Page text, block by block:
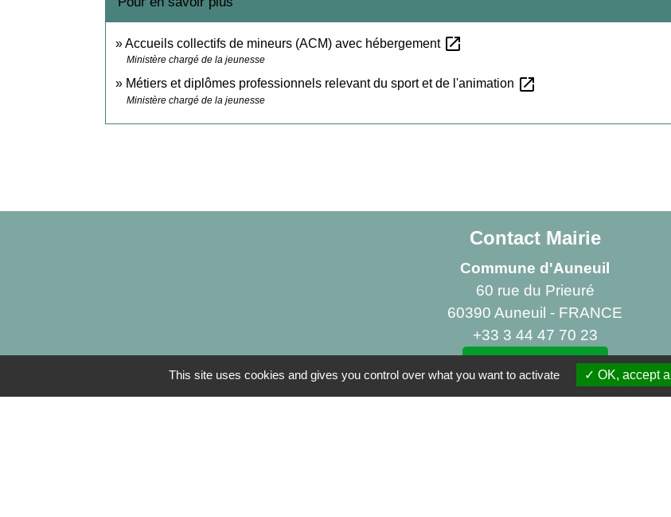
Accueils collectifs de mineurs (ACM) avec hébergement open_in_new
Ministère chargé de la jeunesse
Métiers et diplômes professionnels relevant du sport et de l'animation open_in_new
Ministère chargé de la jeunesse
Contact Mairie
Commune d'Auneuil
60 rue du Prieuré
60390 Auneuil - FRANCE
+33 3 44 47 70 23
Contact par formulaire
This site uses cookies and gives you control over what you want to activate OK, accept all